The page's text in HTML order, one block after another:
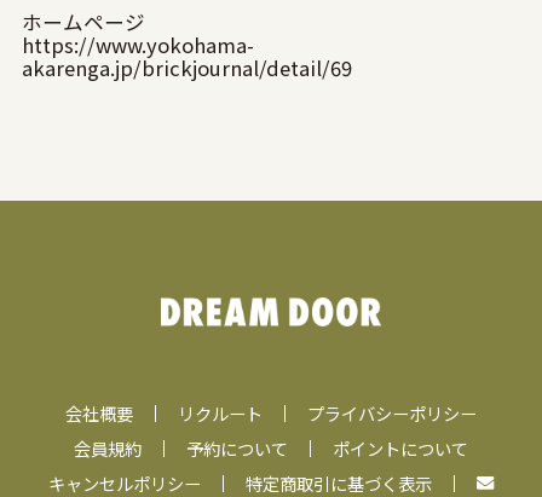
ホームページ
https://www.yokohama-
akarenga.jp/brickjournal/detail/69
会社概要 リクルート
プライバシーポリシー
会員規約
予約について
ポイントについて
キャンセルポリシー
特定商取引に基づく表示